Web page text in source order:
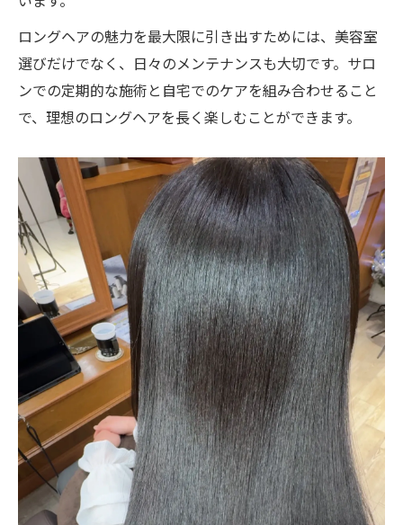
ロングヘアの魅力を最大限に引き出すためには、美容室
選びだけでなく、日々のメンテナンスも大切です。サロ
ンでの定期的な施術と自宅でのケアを組み合わせること
で、理想のロングヘアを長く楽しむことができます。